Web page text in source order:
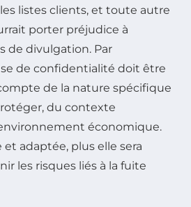
listes clients, et toute autre
porter préjudice à
de divulgation. Par
de confidentialité doit être
de la nature spécifique
du contexte
économique.
et adaptée, plus elle sera
les risques liés à la fuite